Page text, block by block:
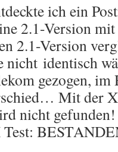
ich ein
2.1-Version
2.1-Version
nicht identisch
gezogen,
Mit der
nicht